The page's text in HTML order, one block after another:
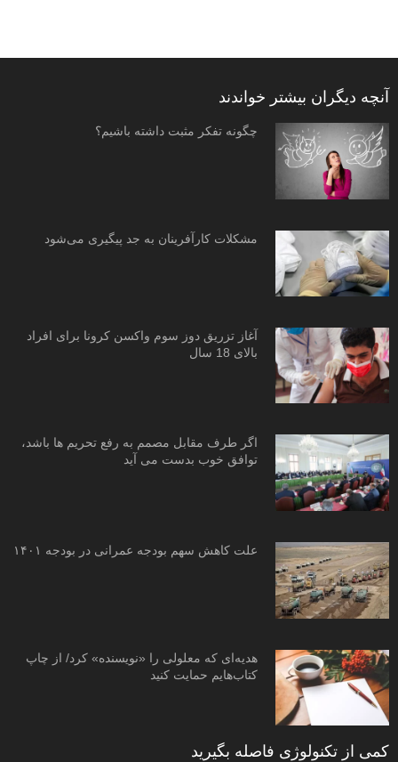
آنچه دیگران بیشتر خواندند
چگونه تفکر مثبت داشته باشیم؟
مشکلات کارآفرینان به جد پیگیری می‌شود
آغاز تزریق دوز سوم واکسن کرونا برای افراد
بالای 18 سال
اگر طرف مقابل مصمم به رفع تحریم ها باشد،
توافق خوب بدست می آید
علت کاهش سهم بودجه عمرانی در بودجه ۱۴۰۱
هدیه‌ای که معلولی را «نویسنده» کرد/ از چاپ
کتاب‌هایم حمایت کنید
کمی از تکنولوژی فاصله بگیرید